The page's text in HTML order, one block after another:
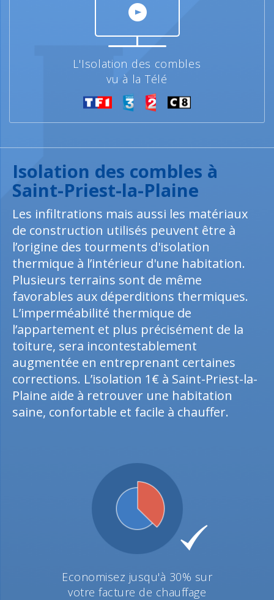
L'Isolation des combles
vu à la Télé
Isolation des combles à
Saint-Priest-la-Plaine
Les infiltrations mais aussi les matériaux
de construction utilisés peuvent être à
l’origine des tourments d'isolation
thermique à l’intérieur d'une habitation.
Plusieurs terrains sont de même
favorables aux déperditions thermiques.
L’imperméabilité thermique de
l’appartement et plus précisément de la
toiture, sera incontestablement
augmentée en entreprenant certaines
corrections. L’isolation 1€ à Saint-Priest-la-
Plaine aide à retrouver une habitation
saine, confortable et facile à chauffer.
Economisez jusqu'à 30% sur
votre facture de chauffage